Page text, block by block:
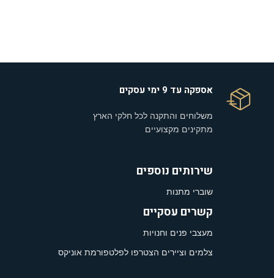
אספקה עד 9 ימי עסקים
משלוחים והתקנה לכל חלקי הארץ
מתקינים מקצועיים
שירותים נוספים
שוברי מתנות
קשרים עסקיים
מעצבי פנים וחנויות
צלמים וציירים הצטרפו לפלטפורמת אוניקס